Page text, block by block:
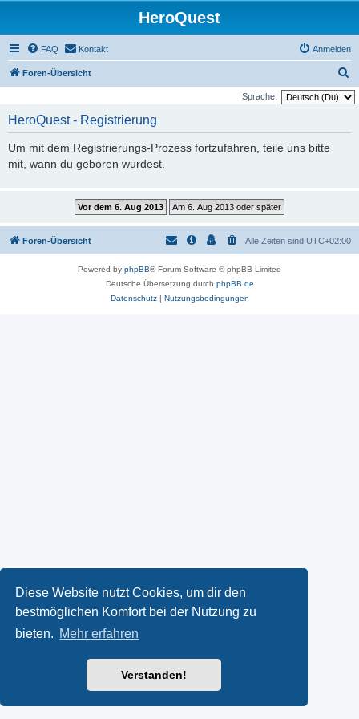
Diese Website nutzt Cookies, um dir den
bestmöglichen Komfort bei der Nutzung zu
bieten. Mehr erfahren
Verstanden!
HeroQuest
FAQ Kontakt Anmelden
Foren-Übersicht
u
Sprache:
HeroQuest - Registrierung
Um mit dem Registrierungs-Prozess fortzufahren, teile uns bitte
mit, wann du geboren wurdest.
Foren-Übersicht Alle Zeiten sind UTC+02:00
Powered by phpBB® Forum Software © phpBB Limited
Deutsche Übersetzung durch phpBB.de
Datenschutz| Nutzungsbedingungen